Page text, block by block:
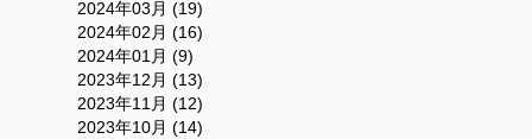
2024年03月 (19)
2024年02月 (16)
2024年01月 (9)
2023年12月 (13)
2023年11月 (12)
2023年10月 (14)